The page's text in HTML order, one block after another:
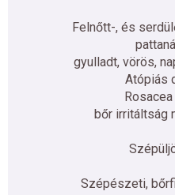
Felnőtt-, és
gyulladt, vörös,
Atópiás
bőr irritáltság
Szépészeti,